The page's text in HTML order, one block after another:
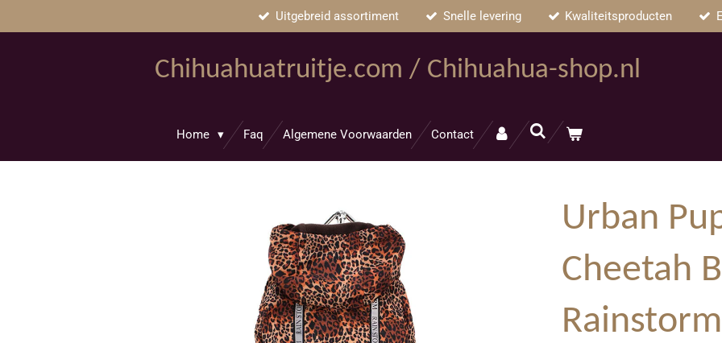
Uitgebreid assortiment Snelle levering Kwaliteitsproducten
Chihuahuatruitje.com / Chihuahua-shop.nl
Home Faq Algemene Voorwaarden Contact
Urban
Cheetah
Rainstorm